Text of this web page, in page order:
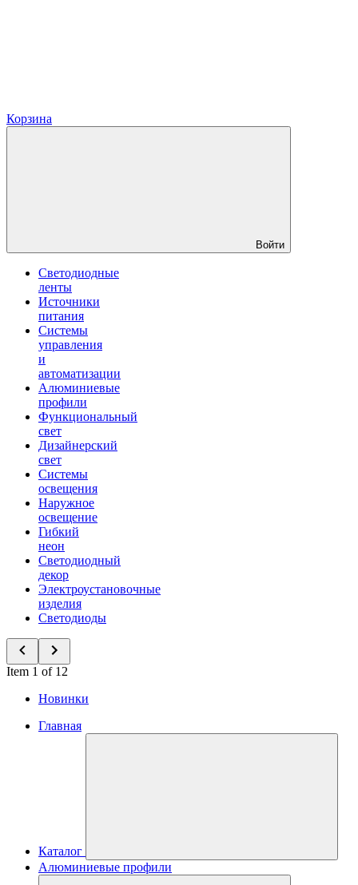
Корзина
Войти
Светодиодные
ленты
Источники
питания
Системы
управления
и
автоматизации
Алюминиевые
профили
Функциональный
свет
Дизайнерский
свет
Системы
освещения
Наружное
освещение
Гибкий
неон
Светодиодный
декор
Электроустановочные
изделия
Светодиоды
Item 1 of 12
Новинки
Главная
Каталог
Алюминиевые профили